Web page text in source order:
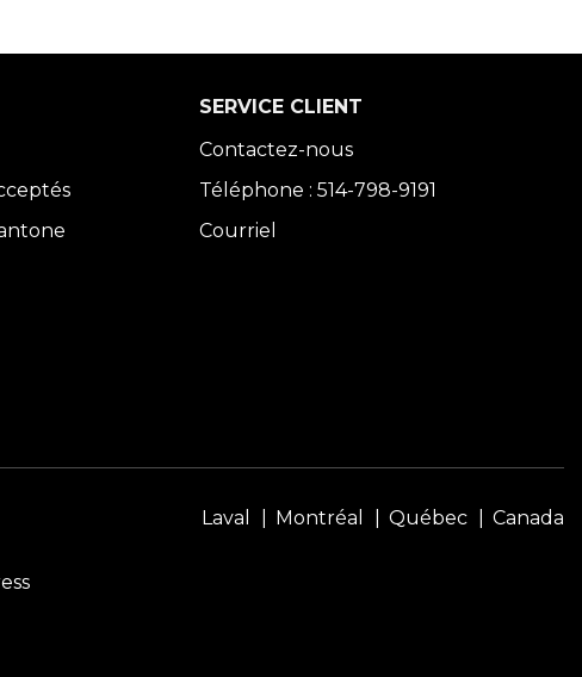
SERVICE CLIENT
Contactez-nous
Téléphone : 514-798-9191
Courriel
Laval Montréal Québec Canada